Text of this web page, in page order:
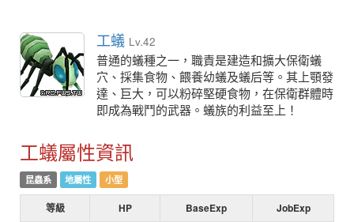
工蟻 Lv.42
普通的蟻種之一，職責是建造和擴大保衛蟻
穴、採集食物、餵養幼蟻及蟻后等。其上顎發
達、巨大，可以粉碎堅硬食物，在保衛群體時
即成為戰鬥的武器。蟻族的利益至上！
工蟻屬性資訊
昆蟲系 地屬性 小型
等級 HP BaseExp JobExp